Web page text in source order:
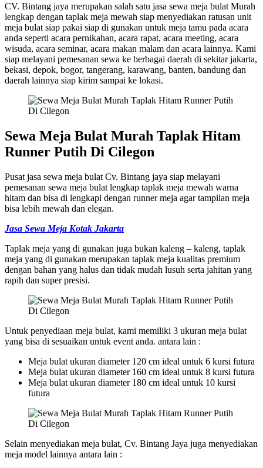
CV. Bintang jaya merupakan salah satu jasa sewa meja bulat Murah
lengkap dengan taplak meja mewah siap menyediakan ratusan unit
meja bulat siap pakai siap di gunakan untuk meja tamu pada acara
anda seperti acara pernikahan, acara rapat, acara meeting, acara
wisuda, acara seminar, acara makan malam dan acara lainnya. Kami
siap melayani pemesanan sewa ke berbagai daerah di sekitar jakarta,
bekasi, depok, bogor, tangerang, karawang, banten, bandung dan
daerah lainnya siap kirim sampai ke lokasi.
Sewa Meja Bulat Murah Taplak Hitam
Runner Putih Di Cilegon
Pusat jasa sewa meja bulat Cv. Bintang jaya siap melayani
pemesanan sewa meja bulat lengkap taplak meja mewah warna
hitam dan bisa di lengkapi dengan runner meja agar tampilan meja
bisa lebih mewah dan elegan.
Jasa Sewa Meja Kotak Jakarta
Taplak meja yang di gunakan juga bukan kaleng – kaleng, taplak
meja yang di gunakan merupakan taplak meja kualitas premium
dengan bahan yang halus dan tidak mudah lusuh serta jahitan yang
rapih dan super presisi.
Untuk penyediaan meja bulat, kami memiliki 3 ukuran meja bulat
yang bisa di sesuaikan untuk event anda. antara lain :
Meja bulat ukuran diameter 120 cm ideal untuk 6 kursi futura
Meja bulat ukuran diameter 160 cm ideal untuk 8 kursi futura
Meja bulat ukuran diameter 180 cm ideal untuk 10 kursi
futura
Selain menyediakan meja bulat, Cv. Bintang Jaya juga menyediakan
meja model lainnya antara lain :